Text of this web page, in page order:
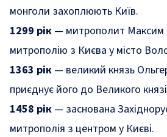
монголи захоплюють Київ.
1299 рік — митрополит Максим
митрополію з Києва у місто
1363 рік — великий князь
приєднує його до Великого
1458 рік — заснована
митрополія з центром у Києві.